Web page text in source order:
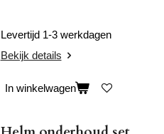
Levertijd 1-3 werkdagen
Bekijk details
In winkelwagen